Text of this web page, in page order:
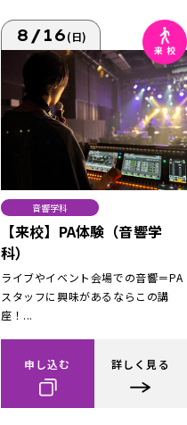
8/16(日)
音響学科
【来校】PA体験（音響学
科）
ライブやイベント会場での音響＝PA
スタッフに興味があるならこの講
座！...
申し込む 詳しく見る